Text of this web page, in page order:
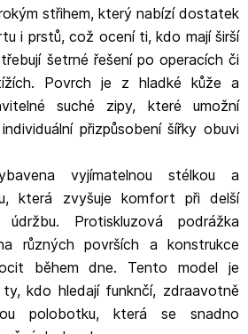
střihem, který nabízí dostatek
i prstů, což ocení ti, kdo mají širší
šetrné řešení po operacích či
Povrch je z hladké kůže a
suché zipy, které umožní
přizpůsobení šířky obuvi
vyjímatelnou stélkou a
která zvyšuje komfort při delší
Protiskluzová podrážka
různých površích a konstrukce
během dne. Tento model je
kdo hledají funknčí, zdraavotně
polobotku, která se snadno